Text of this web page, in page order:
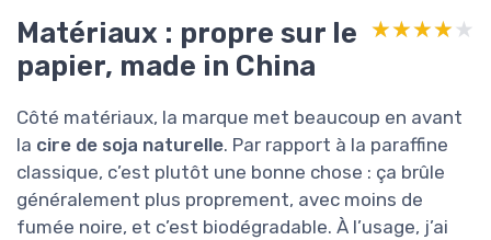
Matériaux : propre sur le
papier, made in China
★★★★★
★★★★★
Côté matériaux, la marque met beaucoup en avant
la cire de soja naturelle. Par rapport à la paraffine
classique, c’est plutôt une bonne chose : ça brûle
généralement plus proprement, avec moins de
fumée noire, et c’est biodégradable. À l’usage, j’ai